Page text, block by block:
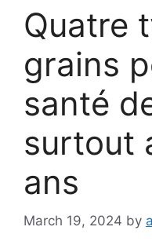
Quatre
grains
santé
surtout
ans
March 19, 2024 by